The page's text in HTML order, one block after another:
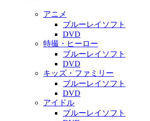
アニメ
ブルーレイソフト
DVD
特撮・ヒーロー
ブルーレイソフト
DVD
キッズ・ファミリー
ブルーレイソフト
DVD
アイドル
ブルーレイソフト